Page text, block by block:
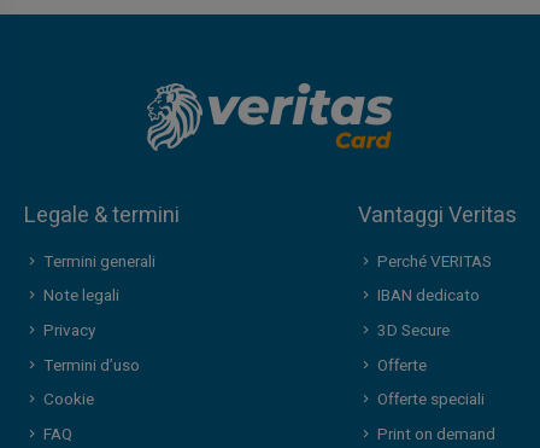
Legale & termini
Termini generali
Note legali
Privacy
Termini d’uso
Cookie
FAQ
Vantaggi Veritas
Perché VERITAS
IBAN dedicato
3D Secure
Offerte
Offerte speciali
Print on demand